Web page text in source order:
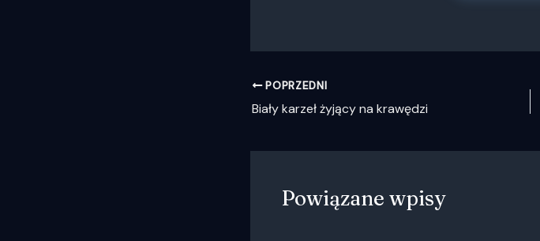
POPRZEDNI
Biały karzeł żyjący na krawędzi
Powiązane wpisy